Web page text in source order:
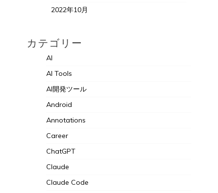
2022年10月
カテゴリー
AI
AI Tools
AI開発ツール
Android
Annotations
Career
ChatGPT
Claude
Claude Code